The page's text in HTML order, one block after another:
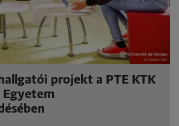
projekt a PTE KTK
Egyetem